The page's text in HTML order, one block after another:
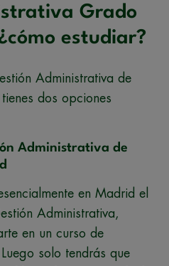
Grado
estudiar?
Administrativa de
dos opciones
Administrativa de
en Madrid el
Administrativa,
en un curso de
solo tendrás que